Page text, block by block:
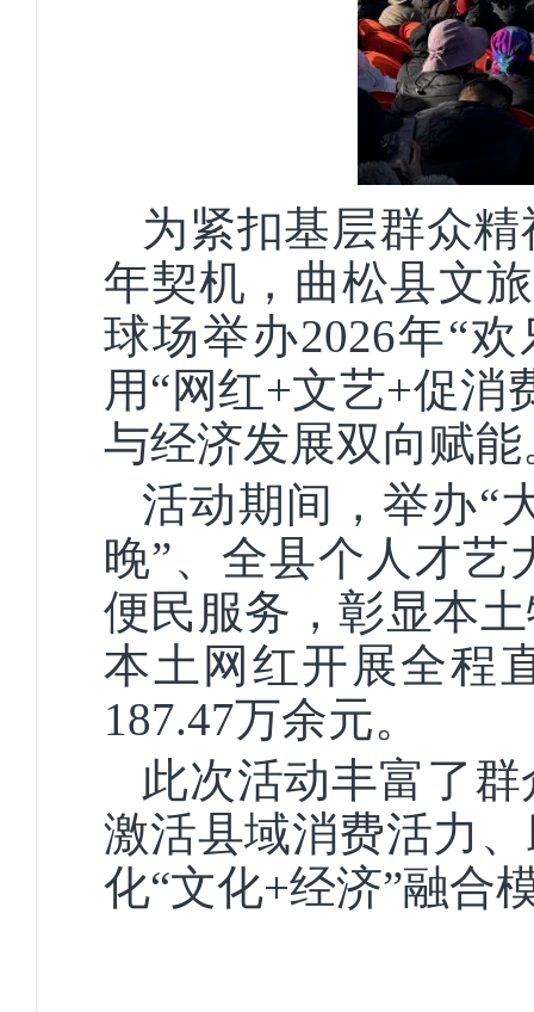
为紧扣基层群众
年契机，曲松县文
球场举办2026年“
用“网红+文艺+促消
与经济发展双向赋能
活动期间，举办“
晚”、全县个人才艺
便民服务，彰显本
本土网红开展全程
187.47万余元。
此次活动丰富了
激活县域消费活力
化“文化+经济”融合